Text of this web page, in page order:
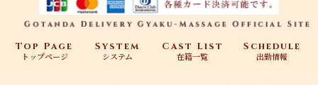
Top Page
トップページ
System
システム
Cast List
在籍一覧
Schedule
出勤情報